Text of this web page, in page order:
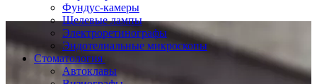
Фундус-камеры
Щелевые лампы
Электроретинографы
Эндотелиальные микроскопы
Стоматология
Автоклавы